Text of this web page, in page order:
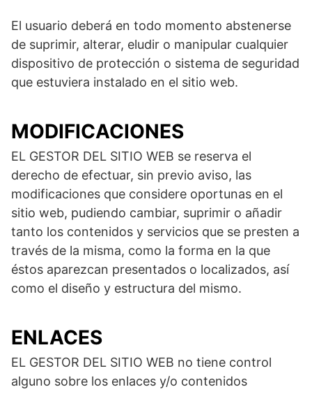
El usuario deberá en todo momento abstenerse
de suprimir, alterar, eludir o manipular cualquier
dispositivo de protección o sistema de seguridad
que estuviera instalado en el sitio web.
MODIFICACIONES
EL GESTOR DEL SITIO WEB se reserva el
derecho de efectuar, sin previo aviso, las
modificaciones que considere oportunas en el
sitio web, pudiendo cambiar, suprimir o añadir
tanto los contenidos y servicios que se presten a
través de la misma, como la forma en la que
éstos aparezcan presentados o localizados, así
como el diseño y estructura del mismo.
ENLACES
EL GESTOR DEL SITIO WEB no tiene control
alguno sobre los enlaces y/o contenidos